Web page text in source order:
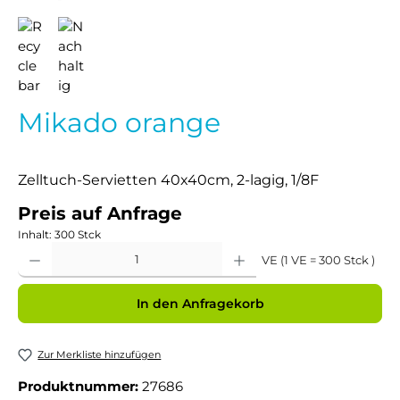
Mikado orange
Zelltuch-Servietten 40x40cm, 2-lagig, 1/8F
Preis auf Anfrage
Inhalt: 300 Stck
VE (1 VE = 300 Stck )
In den Anfragekorb
Zur Merkliste hinzufügen
Produktnummer: 27686